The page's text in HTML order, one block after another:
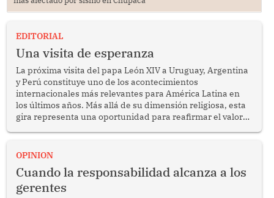
EDITORIAL
Una visita de esperanza
La próxima visita del papa León XIV a Uruguay, Argentina
y Perú constituye uno de los acontecimientos
internacionales más relevantes para América Latina en
los últimos años. Más allá de su dimensión religiosa, esta
gira representa una oportunidad para reafirmar el valor
enfrenta desafíos en materia de desarrollo, cohesión
OPINION
Cuando la responsabilidad alcanza a los
gerentes